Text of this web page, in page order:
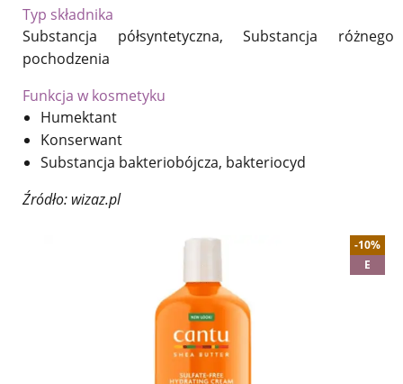
Typ składnika
Substancja półsyntetyczna, Substancja różnego
pochodzenia
Funkcja w kosmetyku
Humektant
Konserwant
Substancja bakteriobójcza, bakteriocyd
Źródło: wizaz.pl
-10%
E